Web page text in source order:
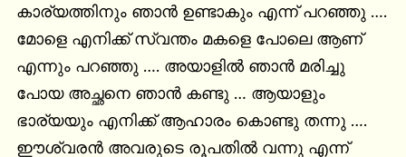
കാര്യത്തിനും ഞാൻ ഉണ്ടാകും എന്ന് പറഞ്ഞു ….
മോളെ എനിക്ക് സ്വന്തം മകളെ പോലെ ആണ്
എന്നും പറഞ്ഞു …. അയാളിൽ ഞാൻ മരിച്ചു
പോയ അച്ഛനെ ഞാൻ കണ്ടു … ആയാളും
ഭാര്യയും എനിക്ക് ആഹാരം കൊണ്ടു തന്നു ….
ഈശ്വരൻ അവരുടെ രൂപതിൽ വന്നു എന്ന്